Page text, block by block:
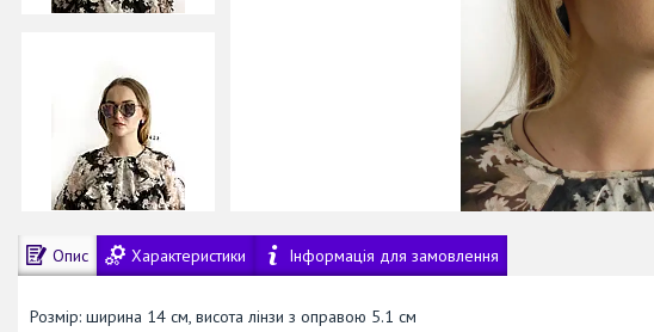
Опис Характеристики Інформація для замовлення
Розмір: ширина 14 см, висота лінзи з оправою 5.1 см